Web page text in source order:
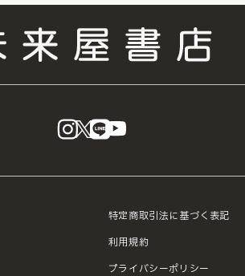
instagram
X LINE
特定商取引法に基づく表記
利用規約
プライバシーポリシー